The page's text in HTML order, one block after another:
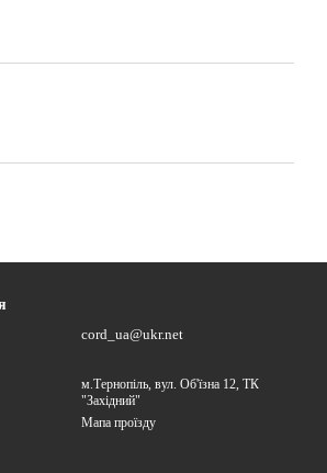
cord_ua@ukr.net
м.Тернопіль, вул. Об'їзна 12, ТК
"Західний"
Мапа проїзду